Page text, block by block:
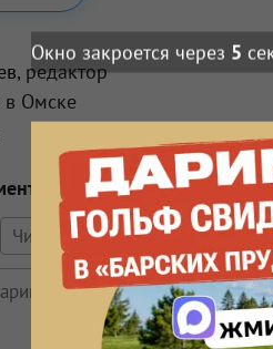
, редактор
в Омске
Окно закроется через 3